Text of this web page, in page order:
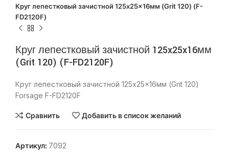
Круг лепестковый зачистной 125x25x16мм (Grit 120) (F-
FD2120F)
Круг лепестковый зачистной 125x25x16мм
(Grit 120) (F-FD2120F)
Круг лепестковый зачистной 125x25x16мм (Grit 120)
Forsage F-FD2120F
Сравнить Добавить в список желаний
Артикул: 7092